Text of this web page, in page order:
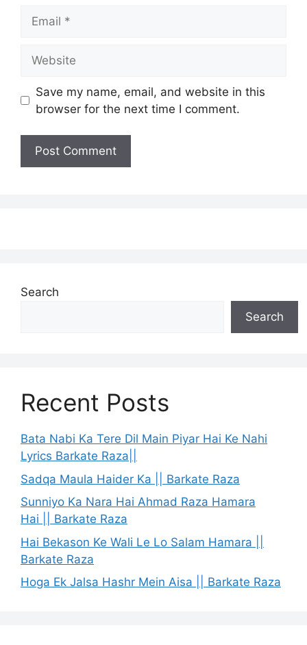
Save my name, email, and website in this
browser for the next time I comment.
Search
Search
Recent Posts
Bata Nabi Ka Tere Dil Main Piyar Hai Ke Nahi
Lyrics Barkate Raza||
Sadqa Maula Haider Ka || Barkate Raza
Sunniyo Ka Nara Hai Ahmad Raza Hamara
Hai || Barkate Raza
Hai Bekason Ke Wali Le Lo Salam Hamara ||
Barkate Raza
Hoga Ek Jalsa Hashr Mein Aisa || Barkate Raza